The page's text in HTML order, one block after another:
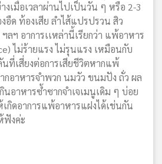
งเมื่อเวลาผ่านไปเป็นวัน ๆ หรือ 2-3
อืด ท้องเสีย ลำไส้แปรปรวน สิว
ลฯ อาการเเหล่านี้เรียกว่า แพ้อาหาร
ไม่ร้ายแรง ไม่รุนแรง เหมือนกับ
ที่เสี่ยงต่อการเสียชีวิตหากแพ้
กอาหารจำพวก นมวัว ขนมปัง ถั่ว ผล
นอาหารซ้ำซากจำเจเมนูเดิม ๆ บ่อย
กิดอาการแพ้อาหารแฝงได้เช่นกัน
ฟังค่ะ